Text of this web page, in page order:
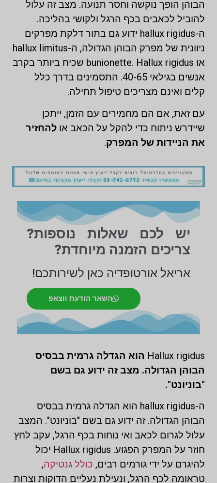
הבוהן הופך נוקשה וחסר תנועה. מצב זה עלול
להוביל לכאבים בכף הרגל ולקושי בהליכה.
ה-hallux rigidus ידוע גם בתור דלקת מפרקים
ניוונית של מפרק הבוהן הגדולה, ה-hallux limitus
או bunionette. Hallux rigidus שכיח ביותר בקרב
אנשים בגילאי 40-65. התסמינים בדרך כלל
קלים ואינם מצריכים טיפול תחילה.
עם זאת, אם הם מחמירים עם הזמן, ייתכן
שיידרש ניתוח כדי להקל על הכאב או להחזיר
את הניידות של המפרק.
יש לכם שאלות נוספות?
צריכים הזמנה מיוחדת?
אריאל אורטופדיה כאן לשירותכם!
השאר הודעת ווצאפ
Hallux rigidus הוא הגדלה גרמית בבסיס
הבוהן הגדולה. מצב זה ידוע גם בשם
"בוניונט".
ה-hallux rigidus הוא הגדלה גרמית בבסיס
הבוהן הגדולה. זה ידוע גם בשם "בוניונט". המצב
עלול לגרום לכאב ואי נוחות בכף הרגל, עקב לחץ
חוזר על המפרק הפגוע. Hallux rigidus יכול
להיגרם על ידי גורמים רבים, כולל גנטיקה,
טראומה לכף הרגל, ונעילת נעליים הדוקות וצרות